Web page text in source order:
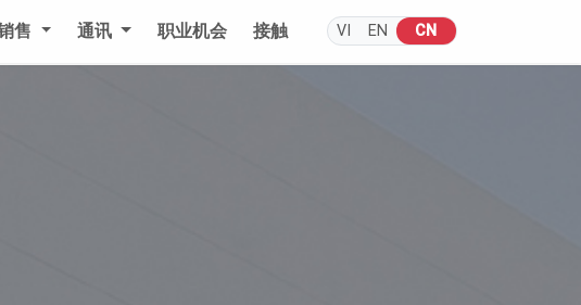
售 通讯 职业机会 接触 VI EN CN